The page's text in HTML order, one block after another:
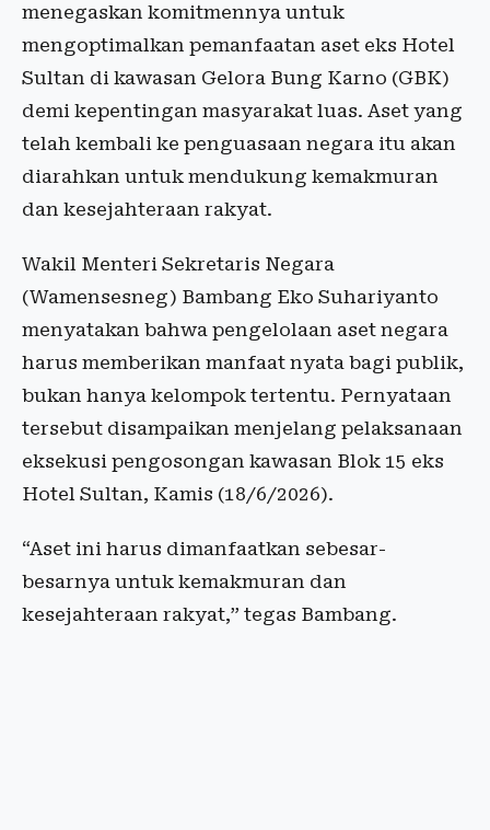
menegaskan komitmennya untuk
mengoptimalkan pemanfaatan aset eks Hotel
Sultan di kawasan Gelora Bung Karno (GBK)
demi kepentingan masyarakat luas. Aset yang
telah kembali ke penguasaan negara itu akan
diarahkan untuk mendukung kemakmuran
dan kesejahteraan rakyat.
Wakil Menteri Sekretaris Negara
(Wamensesneg) Bambang Eko Suhariyanto
menyatakan bahwa pengelolaan aset negara
harus memberikan manfaat nyata bagi publik,
bukan hanya kelompok tertentu. Pernyataan
tersebut disampaikan menjelang pelaksanaan
eksekusi pengosongan kawasan Blok 15 eks
Hotel Sultan, Kamis (18/6/2026).
“Aset ini harus dimanfaatkan sebesar-
besarnya untuk kemakmuran dan
kesejahteraan rakyat,” tegas Bambang.